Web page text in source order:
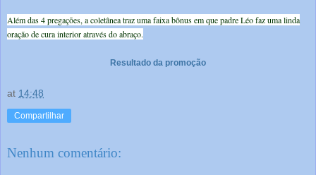
Além das 4 pregações, a coletânea traz uma faixa bônus em que padre Léo faz uma linda
oração de cura interior através do abraço.
Resultado da promoção
at 14:48
Compartilhar
Nenhum comentário: